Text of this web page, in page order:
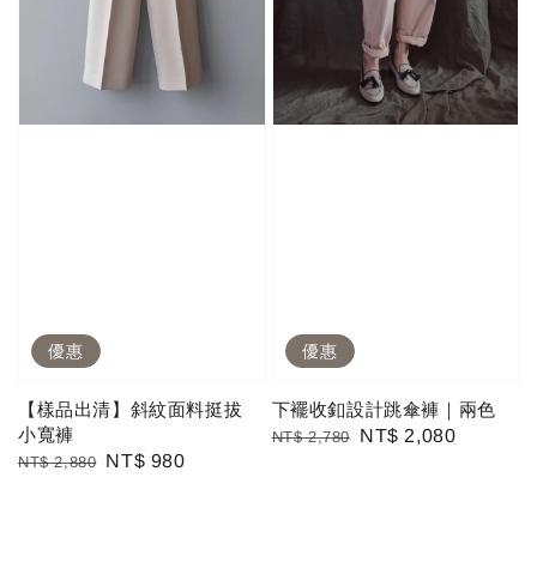
優惠
【樣品出清】斜紋面料挺拔
小寬褲
Regular
NT$ 2,880 Sale
NT$ 980
優惠
下襬收釦設計跳傘褲｜兩色
Regular
NT$ 2,780
Sale
NT$ 2,080